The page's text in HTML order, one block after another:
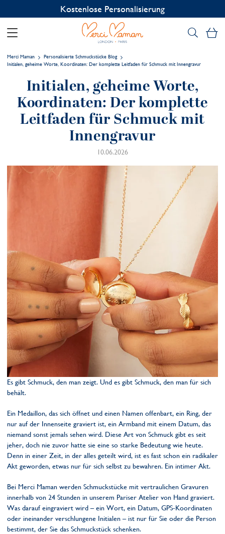
Kostenlose Personalisierung
Merci Maman
Personalisierte Schmuckstücke Blog
Initialen, geheime Worte, Koordinaten: Der komplette Leitfaden für Schmuck mit Innengravur
Initialen, geheime Worte,
Koordinaten: Der komplette
Leitfaden für Schmuck mit
Innengravur
10.06.2026
Es gibt Schmuck, den man zeigt. Und es gibt Schmuck, den man für sich
behält.
Ein Medaillon, das sich öffnet und einen Namen offenbart, ein Ring, der
nur auf der Innenseite graviert ist, ein Armband mit einem Datum, das
niemand sonst jemals sehen wird. Diese Art von Schmuck gibt es seit
jeher, doch nie zuvor hatte sie eine so starke Bedeutung wie heute.
Denn in einer Zeit, in der alles geteilt wird, ist es fast schon ein radikaler
Akt geworden, etwas nur für sich selbst zu bewahren. Ein intimer Akt.
Bei Merci Maman werden Schmuckstücke mit vertraulichen Gravuren
innerhalb von 24 Stunden in unserem Pariser Atelier von Hand graviert.
Was darauf eingraviert wird – ein Wort, ein Datum, GPS-Koordinaten
oder ineinander verschlungene Initialen – ist nur für Sie oder die Person
bestimmt, der Sie das Schmuckstück schenken.